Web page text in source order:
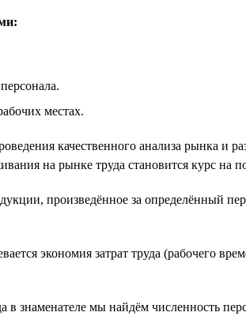
местах.
качественного анализа рынка и
на рынке труда становится курс на
произведённое за определённый
экономия затрат труда (рабочего
знаменателе мы найдём численность